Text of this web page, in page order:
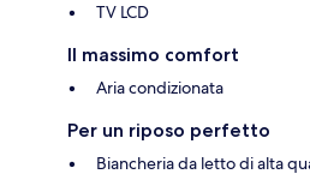
TV LCD
Il massimo comfort
Aria condizionata
Per un riposo perfetto
Biancheria da letto di alta